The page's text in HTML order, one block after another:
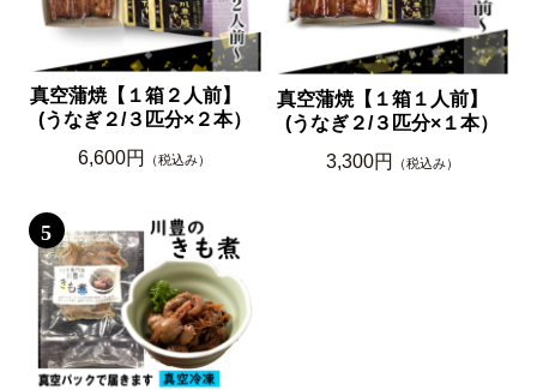
真空蒲焼【１箱２人前】
(うなぎ２/３匹分×２本）
6,600円
（税込み）
真空蒲焼【１箱１人前】
(うなぎ２/３匹分×１本）
3,300円
（税込み）
5